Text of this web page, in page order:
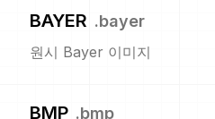
BAYER .bayer
원시 Bayer 이미지
BMP .bmp